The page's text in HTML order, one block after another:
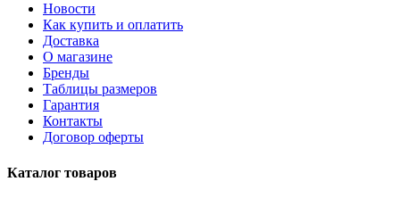
Новости
Как купить и оплатить
Доставка
О магазине
Бренды
Таблицы размеров
Гарантия
Контакты
Договор оферты
Каталог товаров